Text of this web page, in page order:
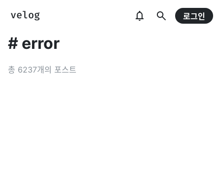
로그인
# error
총 6237개의 포스트